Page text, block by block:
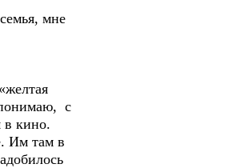
мне
понимаю, с
в кино.
Им там в